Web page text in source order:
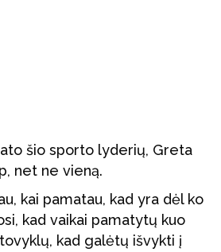
šio sporto lyderių, Greta
net ne vieną.
kai pamatau, kad yra dėl ko
kad vaikai pamatytų kuo
kad galėtų išvykti į